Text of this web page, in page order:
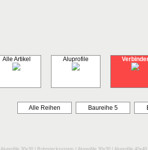
Alle Artikel Aluprofile
Alle Reihen Baureihe 5
Aluprofile 30x30 Rohrstecksystem Aluprofile 30x30 Aluprofile 40x40